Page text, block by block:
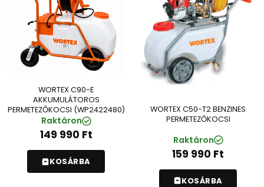
WORTEX C90-E
AKKUMULÁTOROS
PERMETEZŐKOCSI (WP2422480)
Raktáron
149 990 Ft
KOSÁRBA
WORTEX C50-T2 BENZINES
PERMETEZŐKOCSI
Raktáron
159 990 Ft
KOSÁRBA